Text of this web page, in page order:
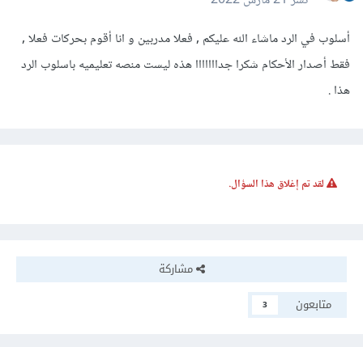
أسلوب في الرد ماشاء الله عليكم , فعلا مدربين و انا أقوم بحركات فعلا ,
فقط أصدار الأحكام شكرا جدااااااا هذه ليست منصه تعليميه باسلوب الرد
هذا .
لقد تم إغلاق هذا السؤال.
مشاركة
متابعون
3